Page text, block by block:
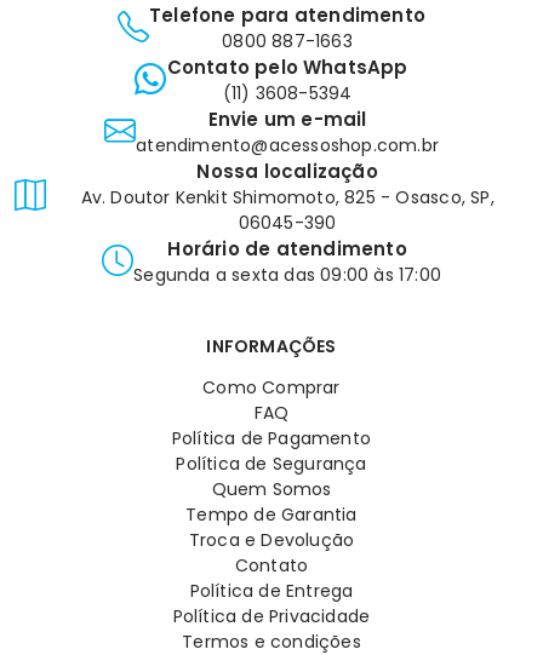
Telefone para atendimento
0800 887-1663
Contato pelo WhatsApp
(11) 3608-5394
Envie um e-mail
atendimento@acessoshop.com.br
Nossa localização
Av. Doutor Kenkit Shimomoto, 825 - Osasco, SP,
06045-390
Horário de atendimento
Segunda a sexta das 09:00 às 17:00
INFORMAÇÕES
Como Comprar
FAQ
Política de Pagamento
Política de Segurança
Quem Somos
Tempo de Garantia
Troca e Devolução
Contato
Política de Entrega
Política de Privacidade
Termos e condições